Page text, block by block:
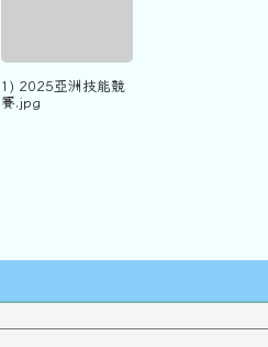
1) 2025亞洲技能競
賽.jpg